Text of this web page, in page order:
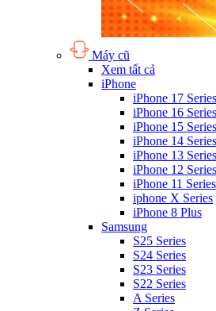
Máy cũ
Xem tất cả
iPhone
iPhone 17 Series
iPhone 16 Series
iPhone 15 Series
iPhone 14 Series
iPhone 13 Series
iPhone 12 Series
iPhone 11 Series
iphone X Series
iPhone 8 Plus
Samsung
S25 Series
S24 Series
S23 Series
S22 Series
A Series